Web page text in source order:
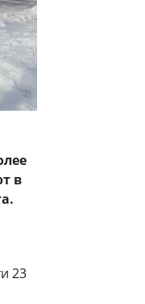
в
23